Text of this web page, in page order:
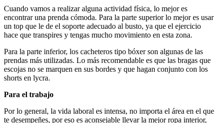
Cuando vamos a realizar alguna actividad física, lo mejor es
encontrar una prenda cómoda. Para la parte superior lo mejor es usar
un top que le de el soporte adecuado al busto, ya que el ejercicio
hace que transpires y tengas mucho movimiento en esta zona.
Para la parte inferior, los cacheteros tipo bóxer son algunas de las
prendas más utilizadas. Lo más recomendable es que las bragas que
escojas no se marquen en sus bordes y que hagan conjunto con los
shorts en lycra.
Para el trabajo
Por lo general, la vida laboral es intensa, no importa el área en el que
te desempeñes, por eso es aconsejable llevar la mejor ropa interior,